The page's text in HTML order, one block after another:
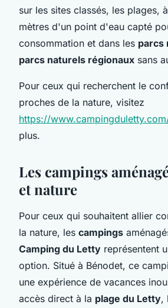
sur les sites classés, les plages,
mètres d'un point d'eau capté
consommation et dans les parcs
parcs naturels régionaux sans
Pour ceux qui recherchent le
proches de la nature, visitez
https://
plus.
Les campings
et nature
Pour ceux qui souhaitent allier
la nature, les campings
Camping du Letty représentent
option. Situé à Bénodet, ce
une expérience de vacances
accès direct à la plage du Letty,